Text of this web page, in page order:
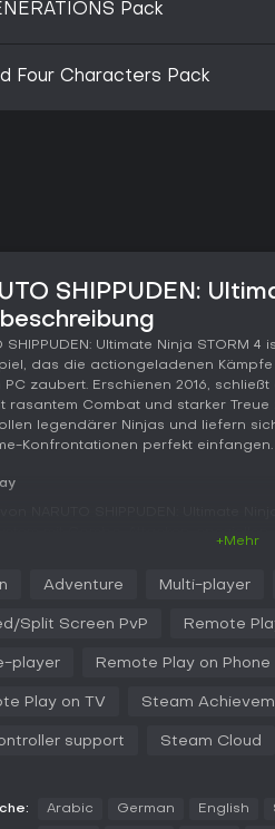
Pack
Four Characters Pack
SHIPPUDEN:
SHIPPUDEN: Ultimate Ninja STORM
das die actiongeladenen
zaubert. Erschienen 2016,
rasantem Combat und starker
legendärer Ninjas und liefern
Konfrontationen perfekt einfangen.
und Gegner geschickt zu
bringt einzigartige Anime-
Management für mächtige Ultimates
ein, um Schwächen der
Mode bildet das Herzstück des
+Mehr
Adventure Multi-player
Split Screen PvP Remote
player Remote Play on Phone
Play on TV Steam
support Steam Cloud
Arabic German English